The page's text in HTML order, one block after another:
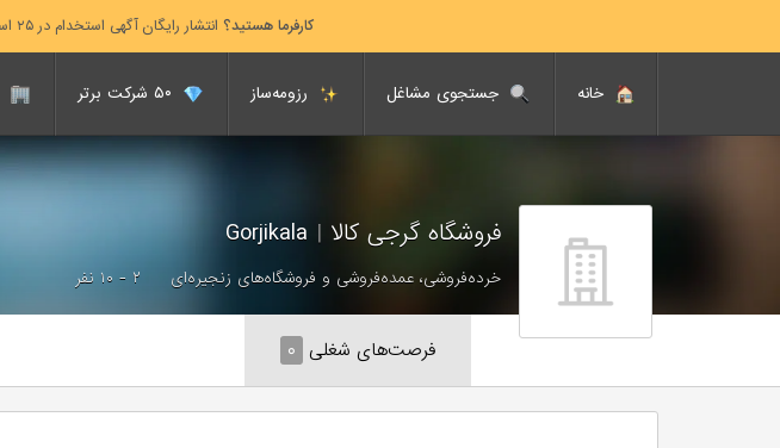
کارفرما هستید؟ انتشار رایگان آگهی استخدام در ۲۵ استان و ۲۶ دسته‌بندی شغلی
خانه جستجوی مشاغل رزومه‌ساز
فروشگاه گرجی کالا |
خرده‌فروشی، عمده‌فروشی و فروشگاه‌های زنجیره‌ای ۲ - ۱۰ نفر
فرصت‌های شغلی ۰